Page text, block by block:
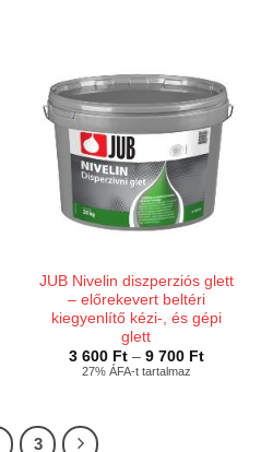
JUB Nivelin diszperziós glett
– előrekevert beltéri
kiegyenlítő kézi-, és gépi
glett
3 600 Ft – 9 700 Ft
27% ÁFA-t tartalmaz
3